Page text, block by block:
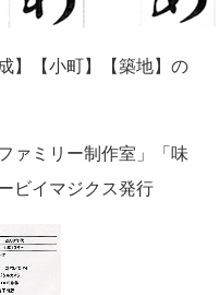
】【小町】【築地】の
ァミリー制作室」「味
ビイマジクス発行